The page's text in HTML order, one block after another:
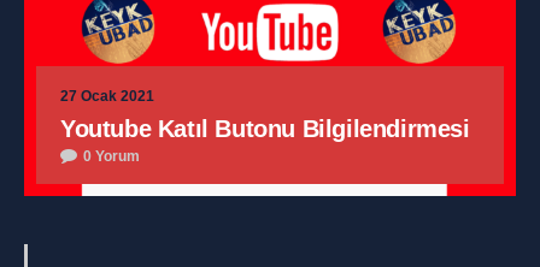
27 Ocak 2021
Youtube Katıl Butonu Bilgilendirmesi
0 Yorum